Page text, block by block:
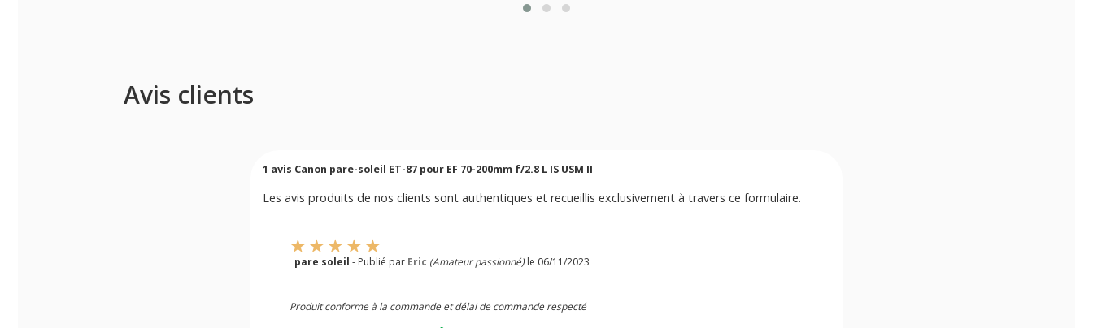
Avis clients
1 avis Canon pare-soleil ET-87 pour EF 70-200mm f/2.8 L IS USM II
Les avis produits de nos clients sont authentiques et recueillis exclusivement à travers ce formulaire.
pare soleil - Publié par Eric (Amateur passionné)le 06/11/2023
Produit conforme à la commande et délai de commande respecté